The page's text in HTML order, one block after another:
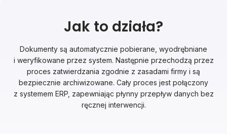
Jak to działa?
Dokumenty są automatycznie pobierane, wyodrębniane
i weryfikowane przez system. Następnie przechodzą przez
proces zatwierdzania zgodnie z zasadami firmy i są
bezpiecznie archiwizowane. Cały proces jest połączony
z systemem ERP, zapewniając płynny przepływ danych bez
ręcznej interwencji.